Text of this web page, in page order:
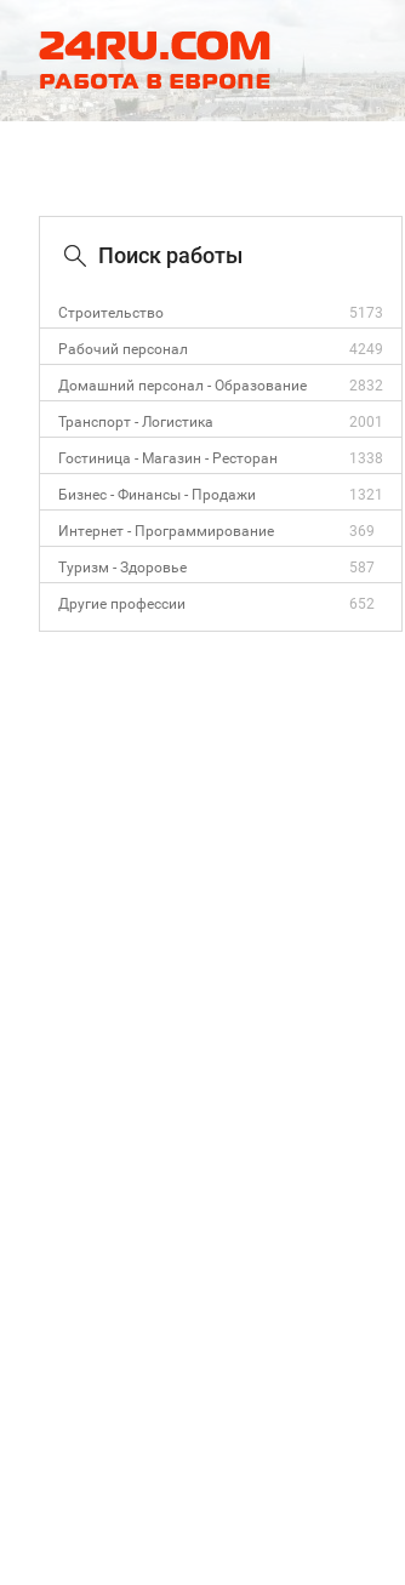
Поиск работы
Строительство 5173
Рабочий персонал 4249
Домашний персонал - Образование 2832
Транспорт - Логистика 2001
Гостиница - Магазин - Ресторан 1338
Бизнес - Финансы - Продажи 1321
Интернет - Программирование 369
Туризм - Здоровье 587
Другие профессии 652